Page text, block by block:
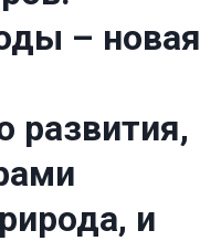
– новая
развития,
и